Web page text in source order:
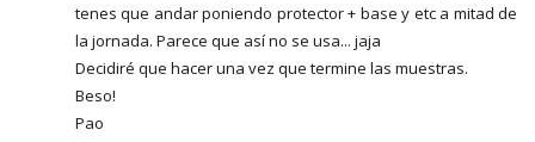
tenes que andar poniendo protector + base y etc a mitad de
la jornada. Parece que así no se usa... jaja
Decidiré que hacer una vez que termine las muestras.
Beso!
Pao